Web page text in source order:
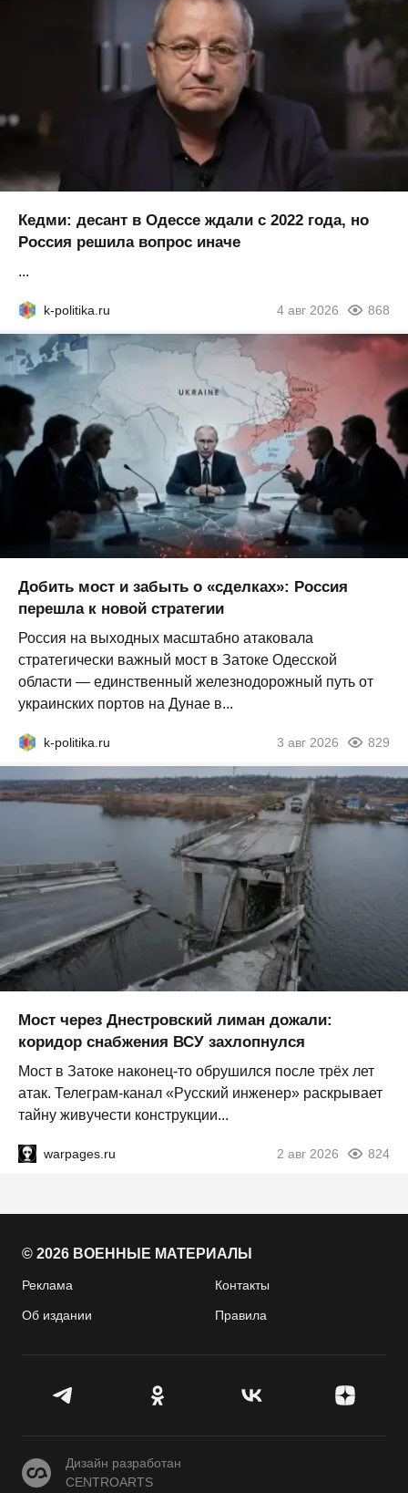
Кедми: десант в Одессе ждали с 2022 года, но
Россия решила вопрос иначе
...
k-politika.ru 4 авг 2026 868
Добить мост и забыть о «сделках»: Россия
перешла к новой стратегии
Россия на выходных масштабно атаковала
стратегически важный мост в Затоке Одесской
области — единственный железнодорожный путь от
украинских портов на Дунае в...
k-politika.ru 3 авг 2026 829
Мост через Днестровский лиман дожали:
коридор снабжения ВСУ захлопнулся
Мост в Затоке наконец-то обрушился после трёх лет
атак. Телеграм-канал «Русский инженер» раскрывает
тайну живучести конструкции...
warpages.ru 2 авг 2026 824
© 2026 ВОЕННЫЕ МАТЕРИАЛЫ
Реклама Контакты
Об издании Правила
CENTROARTS